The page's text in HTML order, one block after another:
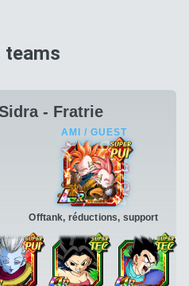
teams
- Fratrie
Offtank, réductions, support